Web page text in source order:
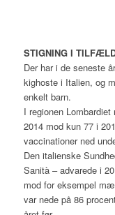
STIGNING I
Der har i de seneste
kighoste i Italien, og
enkelt barn.
I regionen
2014 mod kun 77 i
vaccinationer ned
Den italienske
Sanità – advarede i
mod for eksempel
var nede på 86